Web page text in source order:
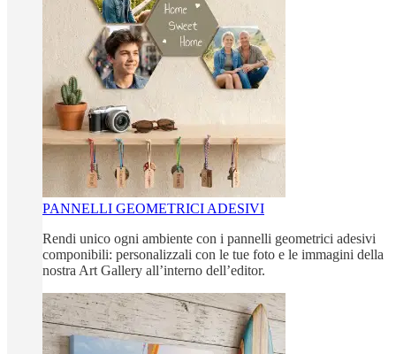
PANNELLI GEOMETRICI ADESIVI
Rendi unico ogni ambiente con i pannelli geometrici adesivi
componibili: personalizzali con le tue foto e le immagini della
nostra Art Gallery all’interno dell’editor.